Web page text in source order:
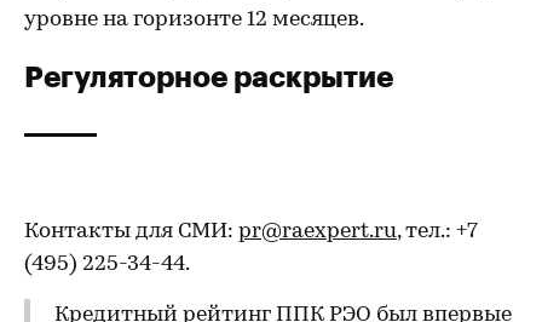
уровне на горизонте 12 месяцев.
Регуляторное раскрытие
Контакты для СМИ: pr@raexpert.ru, тел.: +7
(495) 225-34-44.
Кредитный рейтинг ППК РЭО был впервые